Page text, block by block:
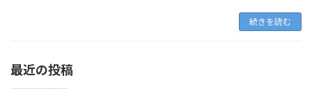
続きを読む
最近の投稿